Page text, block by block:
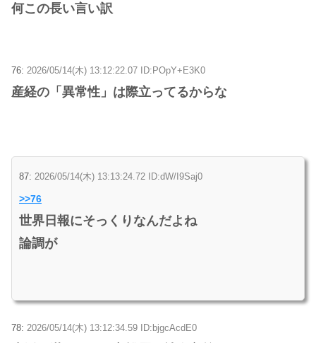
何この長い言い訳
76: 2026/05/14(木) 13:12:22.07 ID:POpY+E3K0
産経の「異常性」は際立ってるからな
87: 2026/05/14(木) 13:13:24.72 ID:dW/I9Saj0
>>76
世界日報にそっくりなんだよね
論調が
78: 2026/05/14(木) 13:12:34.59 ID:bjgcAcdE0